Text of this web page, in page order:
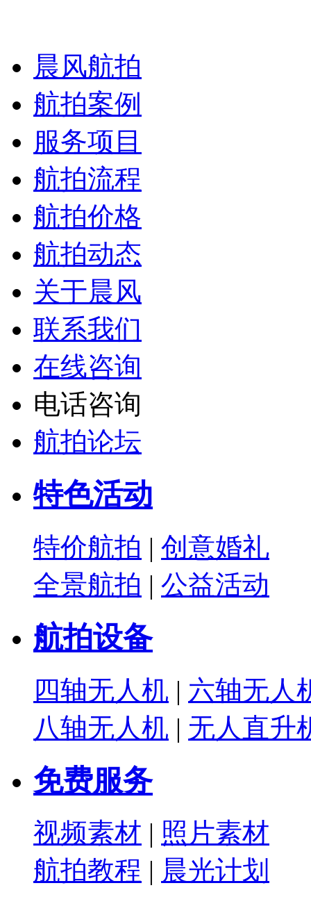
晨风航拍
航拍案例
服务项目
航拍流程
航拍价格
航拍动态
关于晨风
联系我们
在线咨询
电话咨询
航拍论坛
特色活动
特价航拍 | 创意婚礼
全景航拍 | 公益活动
航拍设备
四轴无人机 | 六轴无人
八轴无人机 | 无人直升
免费服务
视频素材 | 照片素材
航拍教程 | 晨光计划